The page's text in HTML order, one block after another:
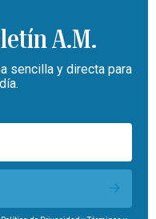
A.M.
sencilla y directa para